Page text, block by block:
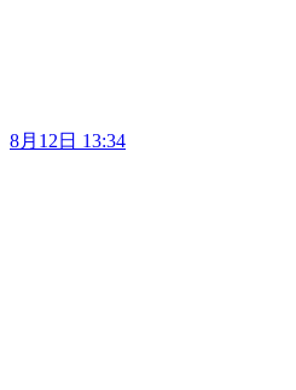
8月12日 13:34